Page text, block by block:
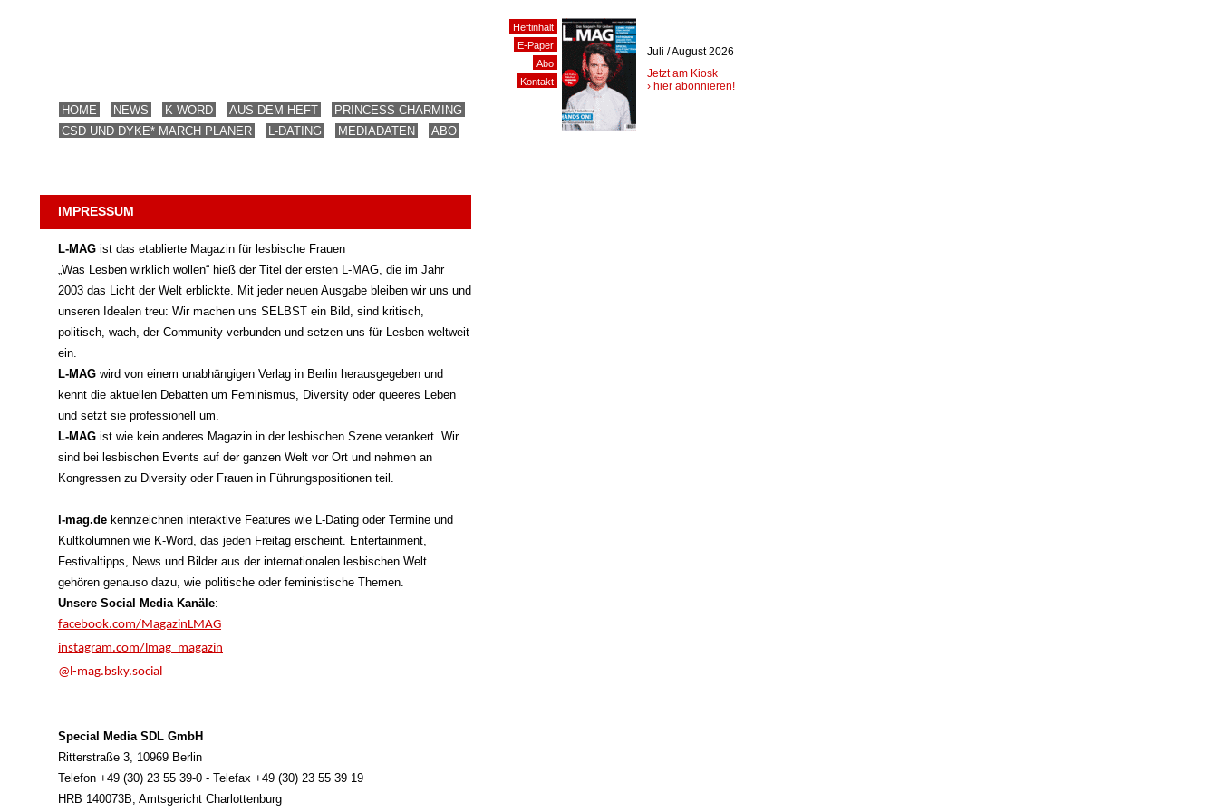
HOME NEWS K-WORD AUS DEM HEFT
PRINCESS CHARMING
CSD UND DYKE* MARCH PLANER
L-DATING MEDIADATEN ABO
IMPRESSUM
L-MAG ist das etablierte Magazin für lesbische Frauen
„Was Lesben wirklich wollen“ hieß der Titel der ersten L-MAG, die im Jahr
2003 das Licht der Welt erblickte. Mit jeder neuen Ausgabe bleiben wir uns und
unseren Idealen treu: Wir machen uns SELBST ein Bild, sind kritisch,
politisch, wach, der Community verbunden und setzen uns für Lesben weltweit
ein.
L-MAG wird von einem unabhängigen Verlag in Berlin herausgegeben und
kennt die aktuellen Debatten um Feminismus, Diversity oder queeres Leben
und setzt sie professionell um.
L-MAG ist wie kein anderes Magazin in der lesbischen Szene verankert. Wir
sind bei lesbischen Events auf der ganzen Welt vor Ort und nehmen an
Kongressen zu Diversity oder Frauen in Führungspositionen teil.
l-mag.de kennzeichnen interaktive Features wie L-Dating oder Termine und
Kultkolumnen wie K-Word, das jeden Freitag erscheint. Entertainment,
Festivaltipps, News und Bilder aus der internationalen lesbischen Welt
gehören genauso dazu, wie politische oder feministische Themen.
Unsere Social Media Kanäle:
facebook.com/MagazinLMAG
instagram.com/lmag_magazin
@l-mag.bsky.social
Special Media SDL GmbH
Ritterstraße 3, 10969 Berlin
Telefon +49 (30) 23 55 39-0 - Telefax +49 (30) 23 55 39 19
HRB 140073B, Amtsgericht Charlottenburg
Heftinhalt
E-Paper
Abo
Kontakt
Juli / August 2026
Jetzt am Kiosk
› hier abonnieren!